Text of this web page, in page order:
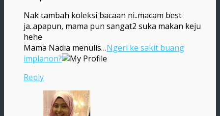
Nak tambah koleksi bacaan ni..macam best
ja..apapun, mama pun sangat2 suka makan keju
hehe
Mama Nadia menulis…Ngeri ke sakit buang
implanon?
Reply